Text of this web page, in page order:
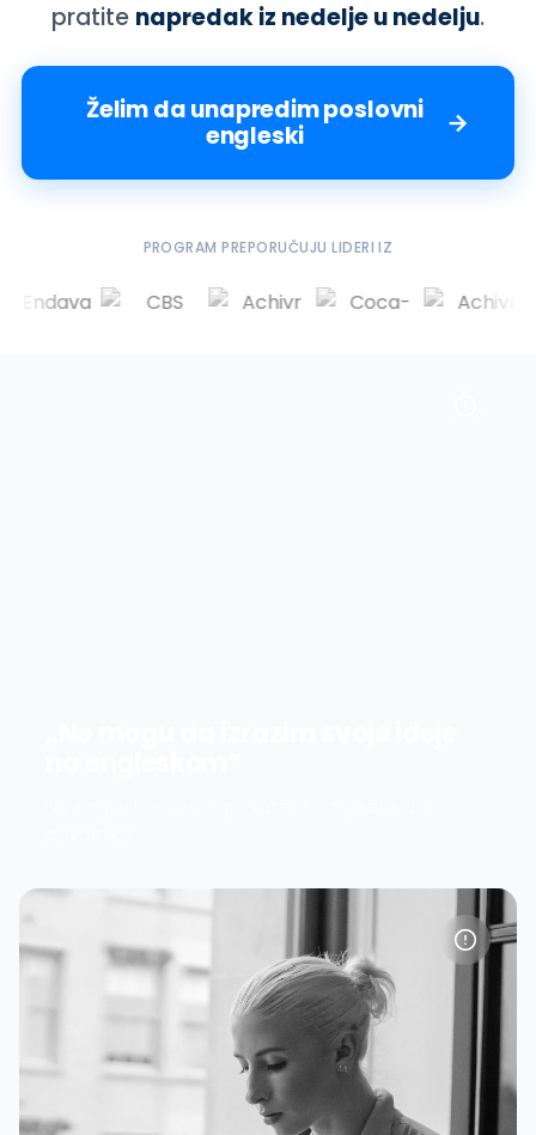
pratite napredak iz nedelje u nedelju.
Želim da unapredim poslovni
engleski
PROGRAM PREPORUČUJU LIDERI IZ